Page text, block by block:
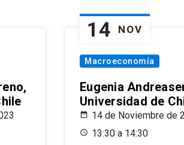
14 NOV
Macroeconomía
Eugenia
Universidad de
14 de Noviembre de
13:30 a 14:30